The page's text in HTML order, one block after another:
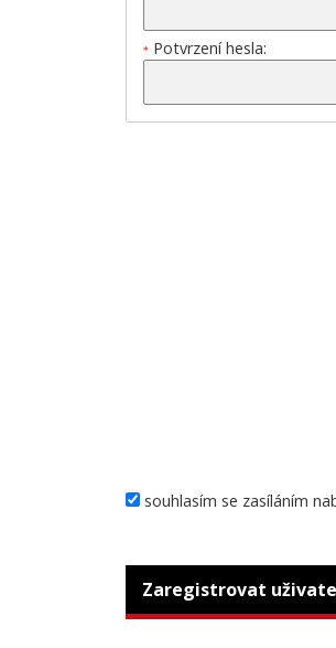
* Potvrzení hesla:
souhlasím se zasíláním